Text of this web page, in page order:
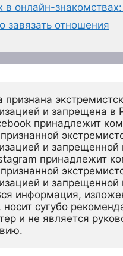
в онлайн-
завязать отношения
признана
и запрещена в
принадлежит
и
принадлежит
и
информация,
носит сугубо
и не является